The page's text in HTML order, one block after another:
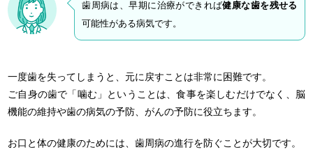
歯周病は、早期に治療ができれば健康な歯を残せる
可能性がある病気です。
一度歯を失ってしまうと、元に戻すことは非常に困難です。
ご自身の歯で「噛む」ということは、食事を楽しむだけでなく、脳
機能の維持や歯の病気の予防、がんの予防に役立ちます。
お口と体の健康のためには、歯周病の進行を防ぐことが大切です。